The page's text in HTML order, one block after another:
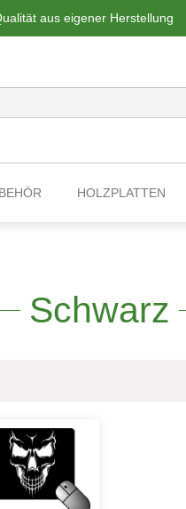
aus eigener Herstellung
HOLZPLATTEN
Schwarz